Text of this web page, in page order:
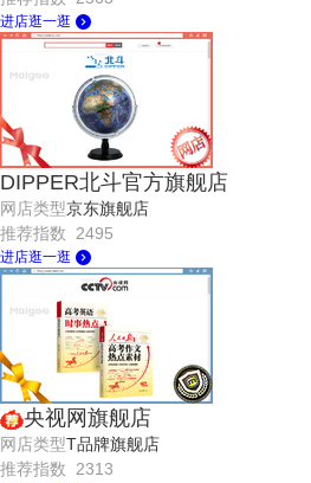
进店逛一逛
DIPPER北斗官方旗舰店
网店类型京东旗舰店
推荐指数 2495
进店逛一逛
央视网旗舰店
网店类型T品牌旗舰店
推荐指数 2313